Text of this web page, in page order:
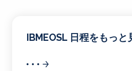
IBMEOSL 日程をもっと